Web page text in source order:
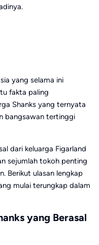
yang selama ini
fakta paling
Shanks yang ternyata
bangsawan tertinggi
dari keluarga Figarland
sejumlah tokoh penting
Berikut ulasan lengkap
mulai terungkap dalam
yang Berasal